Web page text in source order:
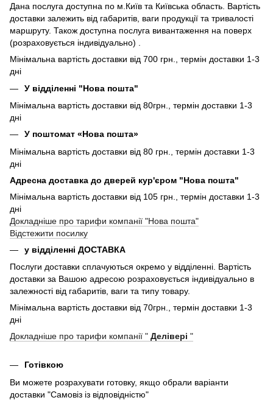
Дана послуга доступна по м.Київ та Київська область. Вартість
доставки залежить від габаритів, ваги продукції та тривалості
маршруту. Також доступна послуга вивантаження на поверх
(розраховується індивідуально) .
Мінімальна вартість доставки від 700 грн., термін доставки 1-3
дні
У відділенні "Нова пошта"
Мінімальна вартість доставки від 80грн., термін доставки 1-3
дні
У поштомат «Нова пошта»
Мінімальна вартість доставки від 80 грн., термін доставки 1-3
дні
Адресна доставка до дверей кур'єром "Нова пошта"
Мінімальна вартість доставки від 105 грн., термін доставки 1-3
дні
Докладніше про тарифи компанії "Нова пошта"
Відстежити посилку
у відділенні ДОСТАВКА
Послуги доставки сплачуються окремо у відділенні. Вартість
доставки за Вашою адресою розраховується індивідуально в
залежності від габаритів, ваги та типу товару.
Мінімальна вартість доставки від 70грн., термін доставки 1-3
дні
Докладніше про тарифи компанії " Делівері "
Готівкою
Ви можете розрахувати готовку, якщо обрали варіанти
доставки "Самовіз із відповідністю"